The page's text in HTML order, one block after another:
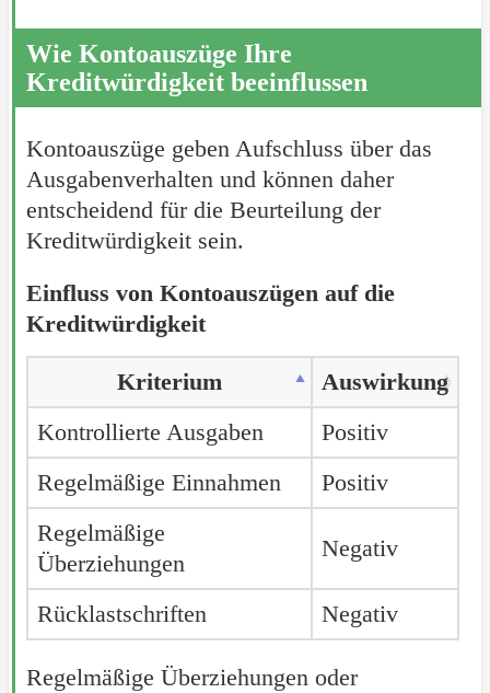
Wie Kontoauszüge Ihre
Kreditwürdigkeit beeinflussen
Kontoauszüge geben Aufschluss über das
Ausgabenverhalten und können daher
entscheidend für die Beurteilung der
Kreditwürdigkeit sein.
Einfluss von Kontoauszügen auf die
Kreditwürdigkeit
Kriterium
Auswirkung
Kontrollierte Ausgaben
Positiv
Regelmäßige Einnahmen
Positiv
Regelmäßige
Überziehungen
Negativ
Rücklastschriften Negativ
Regelmäßige Überziehungen oder